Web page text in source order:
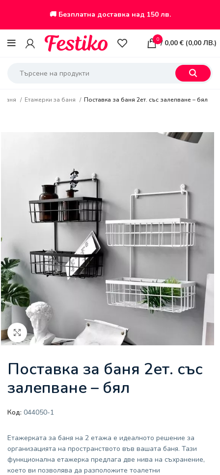
🚚 Безплатна доставка над 150 лв.
0 / 0,00€ (0,00 ЛВ.)
Баня Етажерки за баня Поставка за баня 2ет. със залепване – бял
Увеличи
Поставка за баня 2ет. със
залепване – бял
Код: 044050-1
Етажерката за баня на 2 етажа е идеалното решение за
организацията на пространството във вашата баня. Тази
функционална етажерка предлага две нива на съхранение,
което ви позволява да разположите тоалетни